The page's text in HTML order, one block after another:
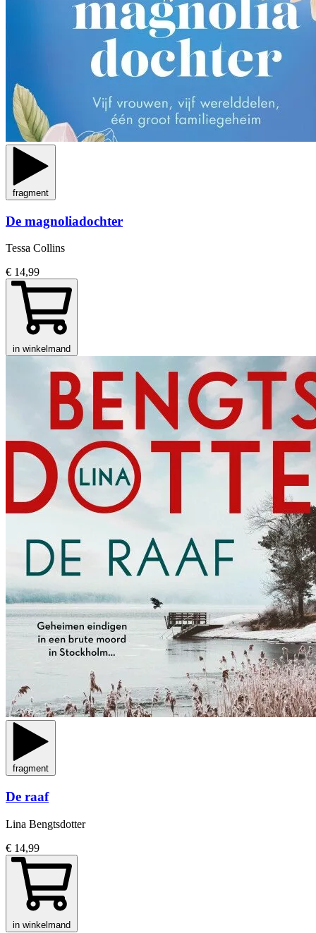
fragment
De magnoliadochter
Tessa Collins
€ 14,99
in winkelmand
fragment
De raaf
Lina Bengtsdotter
€ 14,99
in winkelmand